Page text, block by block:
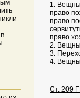
1.
право
право
право
2.
3.
4.
Ст. 209